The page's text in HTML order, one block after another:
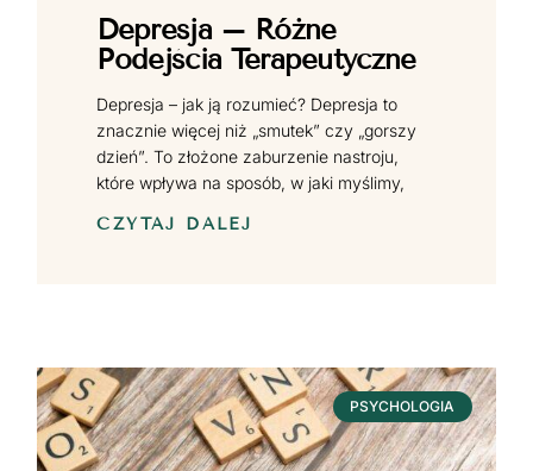
Depresja – Różne
Podejścia Terapeutyczne
Depresja – jak ją rozumieć? Depresja to
znacznie więcej niż „smutek” czy „gorszy
dzień”. To złożone zaburzenie nastroju,
które wpływa na sposób, w jaki myślimy,
CZYTAJ DALEJ
PSYCHOLOGIA